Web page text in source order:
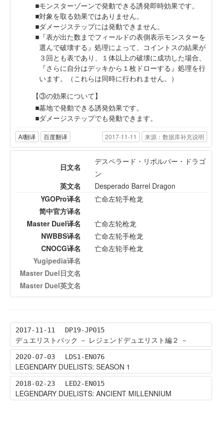
モンスターゾーンで発動できる誘発即時効果です。
対象を取る効果ではありません。
ダメージステップには発動できません。
『表が出た数までフィールドの表側表示モンスターを
選んで破壊する』処理によって、コイントスの結果が
３回とも表であり、１体以上の破壊に成功した場合、
『さらに自分はデッキから１枚ドローする』処理を行
います。（これらは同時に行われません。）
【③の効果について】
墓地で発動できる誘発効果です。
ダメージステップでも発動できます。
AI翻译 百度翻译 2017-11-11 来源：数据库补充说明
日文名
デスペラード・リボルバー・ドラゴ
ン
英文名
Desperado Barrel Dragon
YGOPro译名
亡命左轮手枪龙
简中官方译名
Master Duel译名
亡命左轮枪龙
NWBBS译名
亡命左轮手枪龙
CNOCG译名
亡命左轮手枪龙
Yugipedia译名
Master Duel日文名
Master Duel英文名
2017-11-11 DP19-JP015
デュエリストパック － レジェンドデュエリスト編２ －
2020-07-03 LDS1-EN076
LEGENDARY DUELISTS: SEASON 1
2018-02-23 LED2-EN015
LEGENDARY DUELISTS: ANCIENT MILLENNIUM